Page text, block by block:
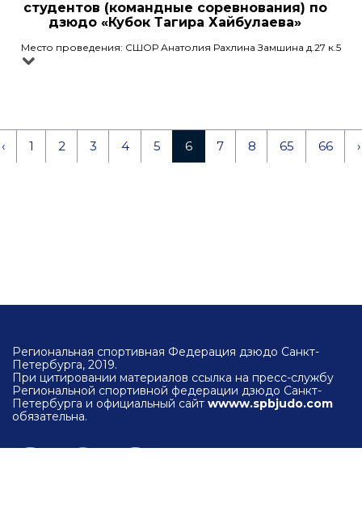
студентов (командные соревнования) по
дзюдо «Кубок Тагира Хайбулаева»
Место проведения: СШОР Анатолия Рахлина Замшина д.27 к.5
‹ 1 2 3 4 5 6 7 8 65 66 ›
Региональная спортивная Федерация дзюдо Санкт-
Петербурга, 2019.
При цитировании материалов ссылка на пресс-службу
Региональной спортивной федерации дзюдо Санкт-
Петербурга и официальный сайт wwww.spbjudo.com
обязательна.